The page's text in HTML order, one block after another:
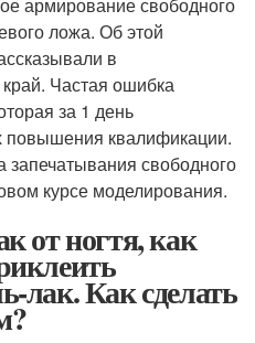
ложа. Об этой
в
Частая ошибка
за 1 день
повышения квалификации.
свободного
курсе моделирования.
от ногтя, как
лак. Как сделать